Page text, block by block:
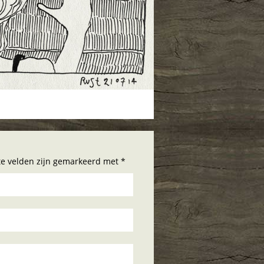
velden zijn gemarkeerd met *